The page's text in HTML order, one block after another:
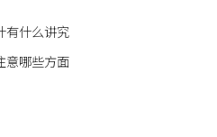
有什么讲究
意哪些方面